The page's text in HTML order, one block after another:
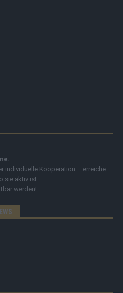
individuelle Kooperation – erreiche
sie aktiv ist.
werden!